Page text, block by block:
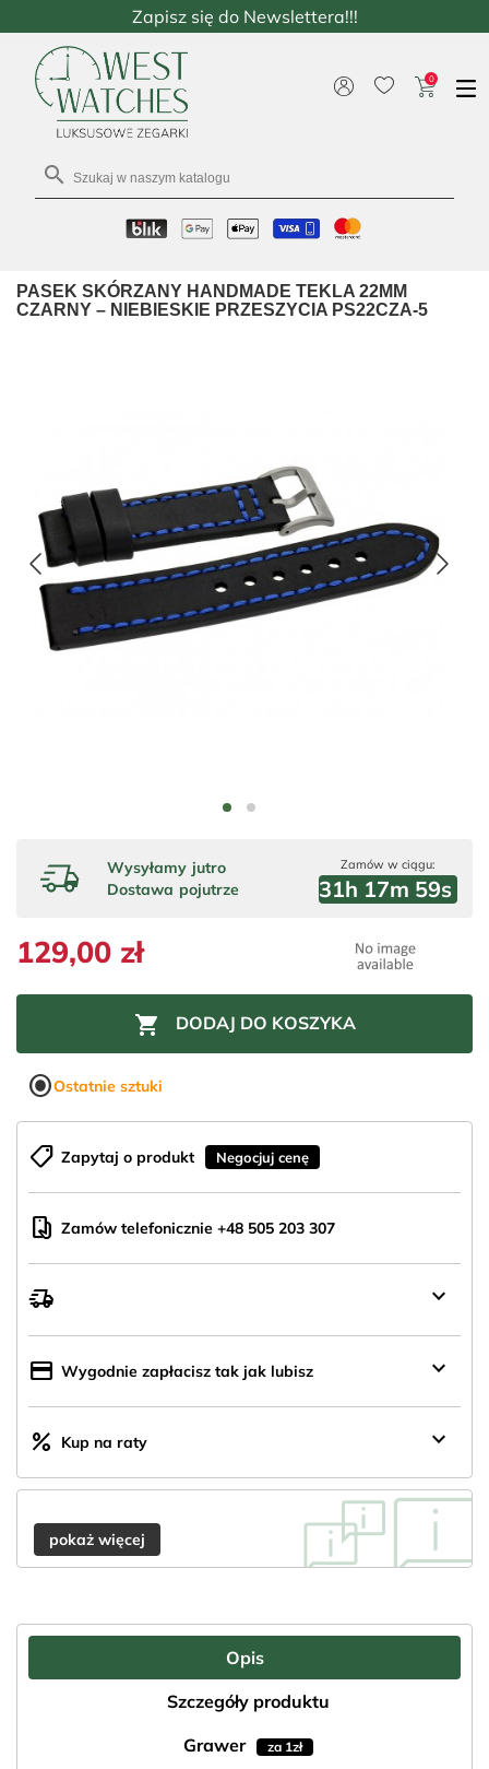

0
Zapisz się do Newslettera!!!
PASEK SKÓRZANY HANDMADE TEKLA 22MM
CZARNY – NIEBIESKIE PRZESZYCIA PS22CZA-5
Wysyłamy jutro
Dostawa pojutrze
Zamów w ciągu:
31h 17m 58s
129,00 zł
 DODAJ DO KOSZYKA
radio_button_checkedOstatnie sztuki
shoppingmode Zapytaj o produkt Negocjuj cenę
mobile_hand Zamów telefonicznie +48 505 203 307
delivery_truck_speed keyboard_arrow_down
credit_card Wygodnie zapłacisz tak jak lubisz keyboard_arrow_down
percent Kup na raty keyboard_arrow_down
pokaż więcej
Opis
Szczegóły produktu
Grawer
za 1zł